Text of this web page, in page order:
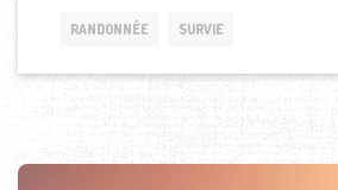
RANDONNÉE SURVIE